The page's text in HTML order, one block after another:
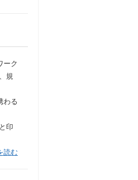
ーク
規
わる
印
読む